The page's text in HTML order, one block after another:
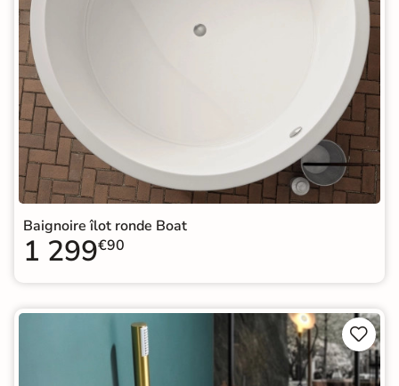
Baignoire îlot ronde Boat
1 299€90

